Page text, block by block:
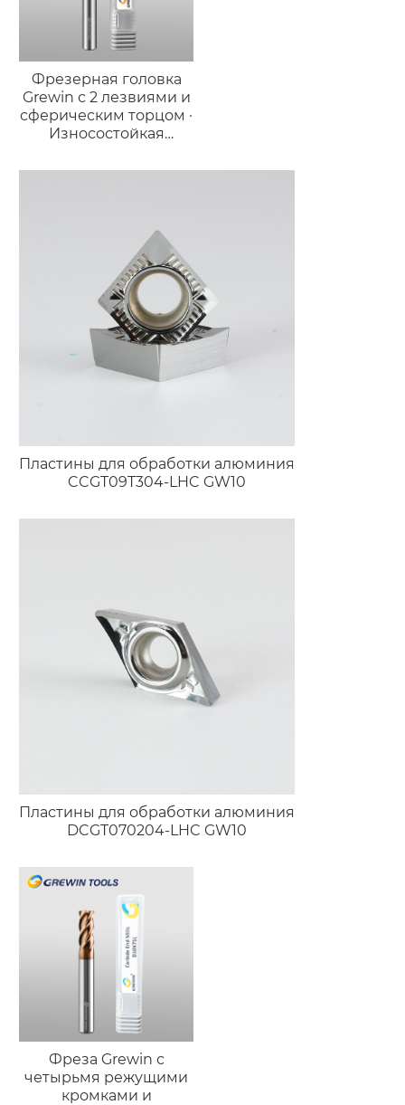
Фрезерная головка
Grewin с 2 лезвиями и
сферическим торцом ·
Износостойкая
Пластины для обработки алюминия
CCGT09T304-LHC GW10
Пластины для обработки алюминия
DCGT070204-LHC GW10
Фреза Grewin с
четырьмя режущими
кромками и